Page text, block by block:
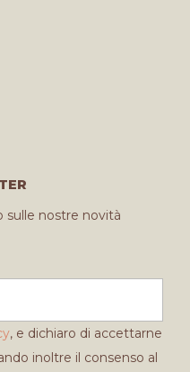
sulle nostre novità
, e dichiaro di accettarne
inoltre il consenso al